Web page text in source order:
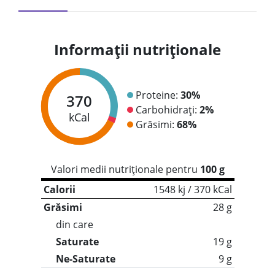
Informații nutriționale
370
kCal
Proteine: 30%
Carbohidrați: 2%
Grăsimi: 68%
Valori medii nutriționale pentru 100 g
Calorii
1548 kj / 370 kCal
Grăsimi
28 g
din care
Saturate
19 g
Ne-Saturate
9 g